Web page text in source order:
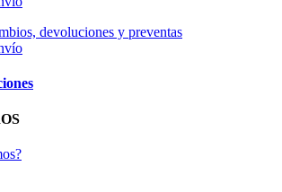
devoluciones y preventas